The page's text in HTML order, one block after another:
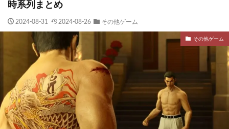
時系列まとめ
2024-08-31 2024-08-26 その他ゲーム
その他ゲーム